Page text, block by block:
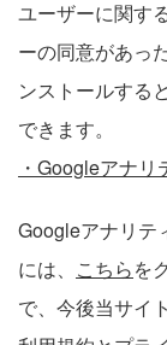
ユーザーに関す
ーの同意があっ
ンストールする
できます。
・Googleアナ
Googleアナリテ
には、 こちらを
で、今後当サイ